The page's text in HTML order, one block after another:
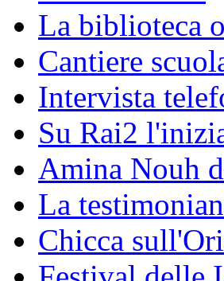
La biblioteca
Cantiere
Intervista
Su Rai2
Amina Nouh
La
Chicca